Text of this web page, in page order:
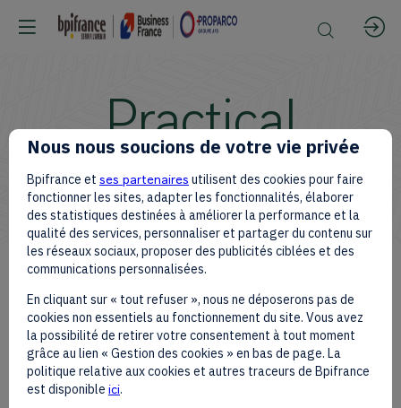
Practical
Information
We have gathered all the essential
information to help you make the
most of Africa Forward | Inspire &
Connect. This page is designed to
guide you simply and clearly, so you
can focus on what truly matters:
meaningful conversations,
Nous nous soucions de votre vie privée
Bpifrance et ses partenaires utilisent des cookies pour faire
fonctionner les sites, adapter les fonctionnalités, élaborer
des statistiques destinées à améliorer la performance et la
qualité des services, personnaliser et partager du contenu sur
les réseaux sociaux, proposer des publicités ciblées et des
communications personnalisées.
En cliquant sur « tout refuser », nous ne déposerons pas de
cookies non essentiels au fonctionnement du site. Vous avez
la possibilité de retirer votre consentement à tout moment
grâce au lien « Gestion des cookies » en bas de page. La
politique relative aux cookies et autres traceurs de Bpifrance
est disponible ici.